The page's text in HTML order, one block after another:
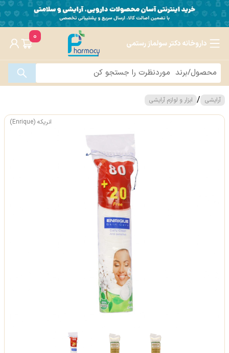
داروخانه دکتر سولماز رستمی
0
آرایشی / ابزار و لوازم آرایشی
انریکه (Enrique)